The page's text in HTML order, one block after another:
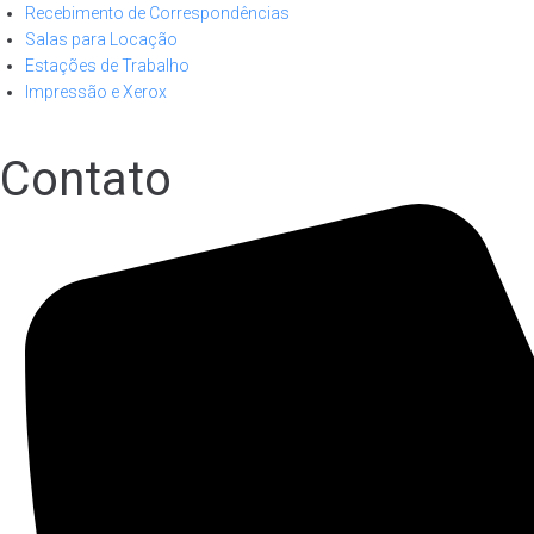
Recebimento de Correspondências
Salas para Locação
Estações de Trabalho
Impressão e Xerox
Contato